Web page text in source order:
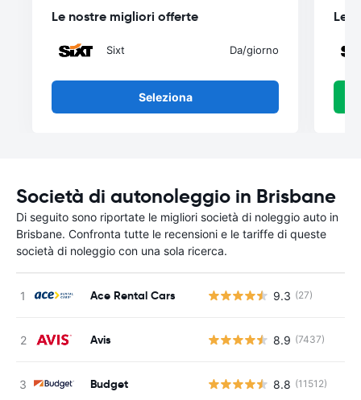
Le nostre migliori offerte
Sixt Da/giorno
Seleziona
Le
Società di autonoleggio in Brisbane
Di seguito sono riportate le migliori società di noleggio auto in
Brisbane. Confronta tutte le recensioni e le tariffe di queste
società di noleggio con una sola ricerca.
Ace Rental Cars 9.3 (27)
Avis 8.9 (7437)
Budget 8.8 (11512)